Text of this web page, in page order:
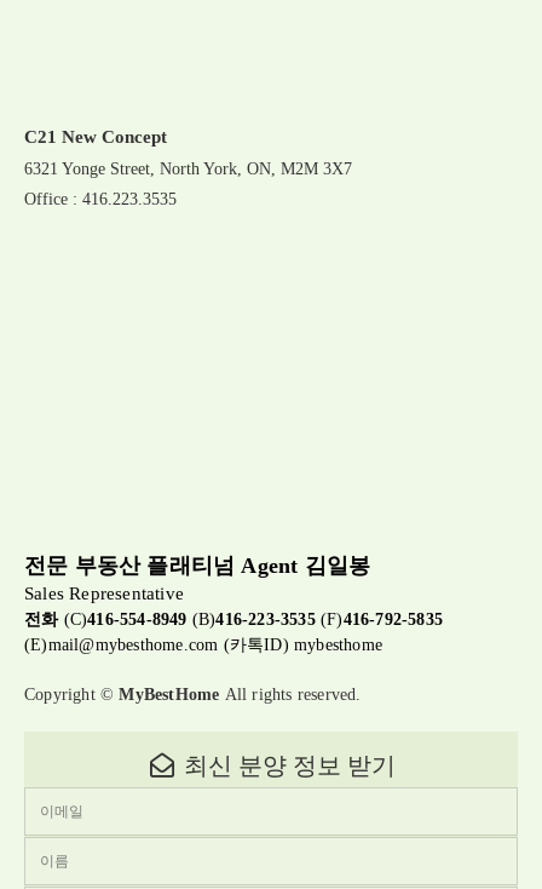
C21 New Concept
6321 Yonge Street, North York, ON, M2M 3X7
Office : 416.223.3535
전문 부동산 플래티넘 Agent 김일봉
Sales Representative
전화(C)416-554-8949 (B)416-223-3535(F)416-792-5835
(E)mail@mybesthome.com (카톡ID) mybesthome
Copyright ©MyBestHome All rights reserved.
최신 분양 정보 받기